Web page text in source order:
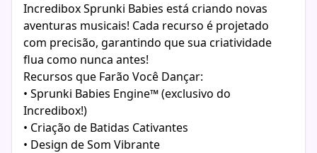
Incredibox Sprunki Babies está criando novas
aventuras musicais! Cada recurso é projetado
com precisão, garantindo que sua criatividade
flua como nunca antes!
Recursos que Farão Você Dançar:
• Sprunki Babies Engine™ (exclusivo do
Incredibox!)
• Criação de Batidas Cativantes
• Design de Som Vibrante